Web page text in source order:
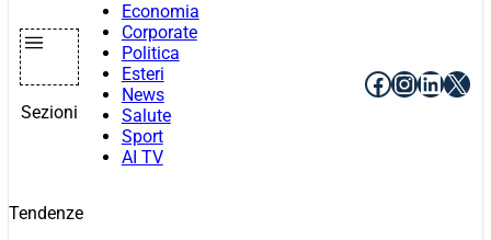
Sezioni
Economia
Corporate
Politica
Esteri
News
Salute
Sport
AI TV
Facebook
X
Tendenze